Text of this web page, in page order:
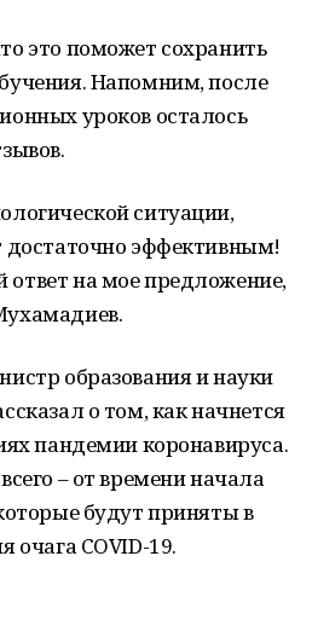
это поможет сохранить
Напомним, после
уроков осталось
ситуации,
достаточно эффективным!
на мое предложение,
образования и науки
о том, как начнется
пандемии коронавируса.
– от времени начала
будут приняты в
очага COVID-19.